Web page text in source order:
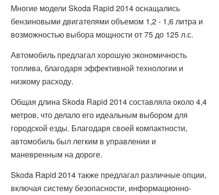
Многие модели Skoda Rapid 2014 оснащались
бензиновыми двигателями объемом 1,2 - 1,6 литра и
возможностью выбора мощности от 75 до 125 л.с.
Автомобиль предлагал хорошую экономичность
топлива, благодаря эффективной технологии и
низкому расходу.
Общая длина Skoda Rapid 2014 составляла около 4,4
метров, что делало его идеальным выбором для
городской езды. Благодаря своей компактности,
автомобиль был легким в управлении и
маневренным на дороге.
Skoda Rapid 2014 также предлагал различные опции,
включая систему безопасности, информационно-